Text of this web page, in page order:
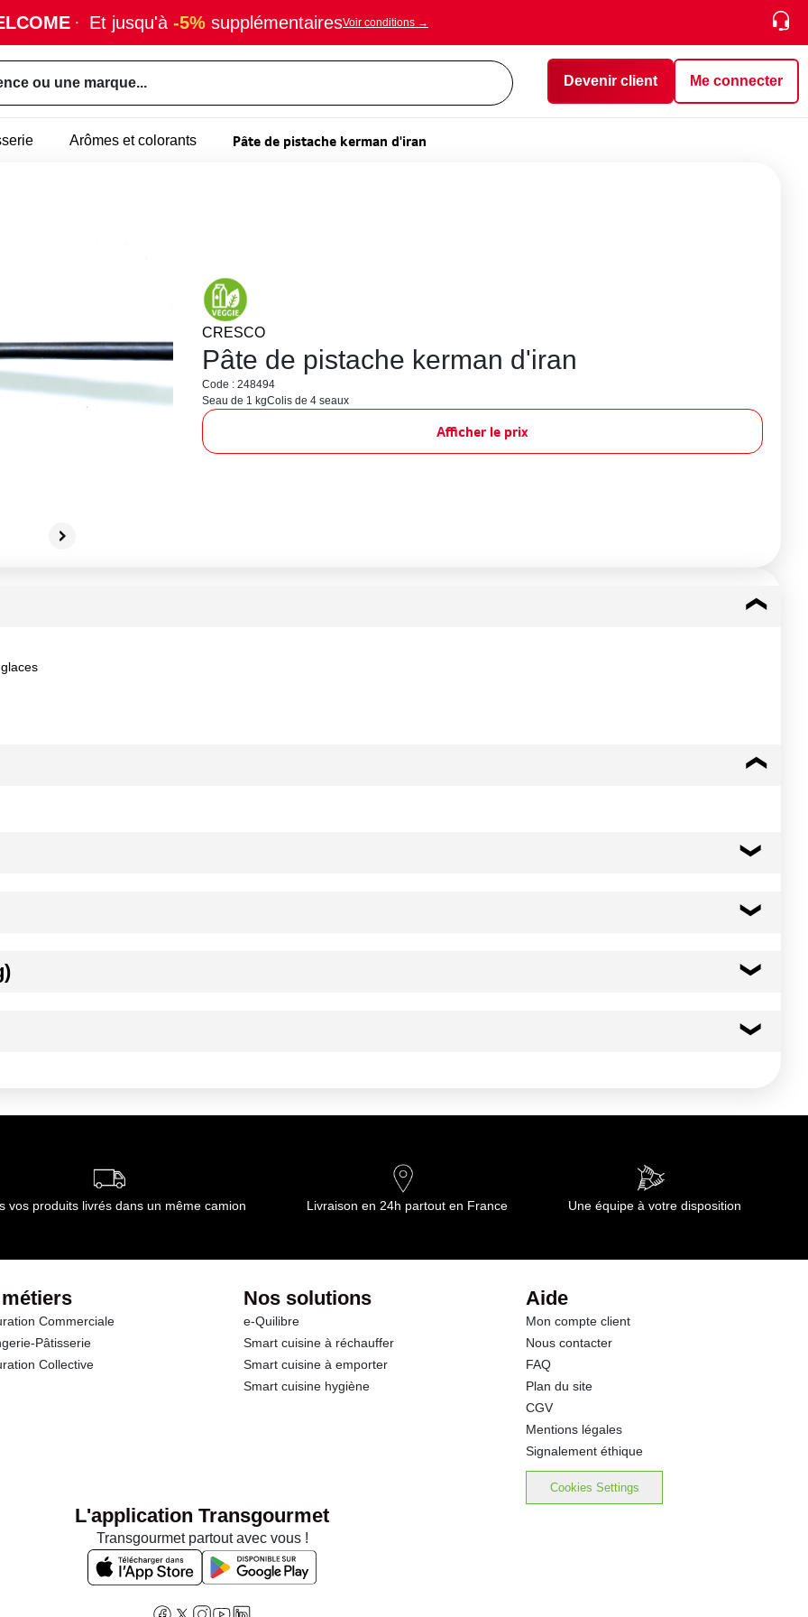
· Et jusqu'à -5% supplémentairesVoir conditions →
ou une marque... Devenir client Me connecter
Arômes et colorants Pâte de pistache kerman d'iran
CRESCO
Pâte de pistache kerman d'iran
Code : 248494
Seau de 1 kgColis de 4 seaux
Afficher le prix
éventuelles de GLUTEN, OEUF, SOJA, LAIT, ARACHIDE.
vos produits livrés dans un même camion Livraison en 24h partout en France Une équipe à votre disposition
Commerciale
Pâtisserie
Collective
Nos solutions
e-Quilibre
Smart cuisine à réchauffer
Smart cuisine à emporter
Smart cuisine hygiène
Aide
Mon compte client
Nous contacter
FAQ
Plan du site
CGV
Mentions légales
Signalement éthique
Cookies Settings
L'application Transgourmet
Transgourmet partout avec vous !